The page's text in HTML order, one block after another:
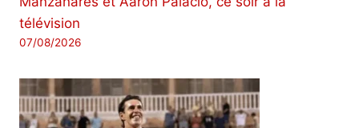
télévision
07/08/2026